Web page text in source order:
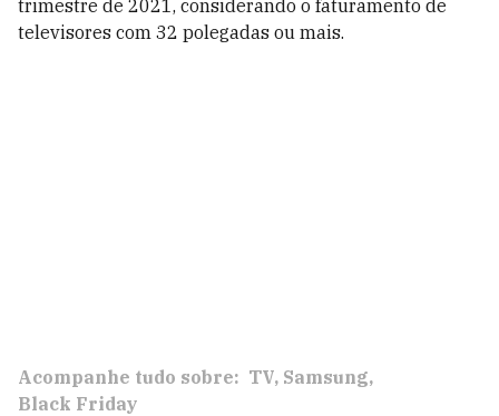
trimestre de 2021, considerando o faturamento de
televisores com 32 polegadas ou mais.
Acompanhe tudo sobre: TV Samsung
Black Friday